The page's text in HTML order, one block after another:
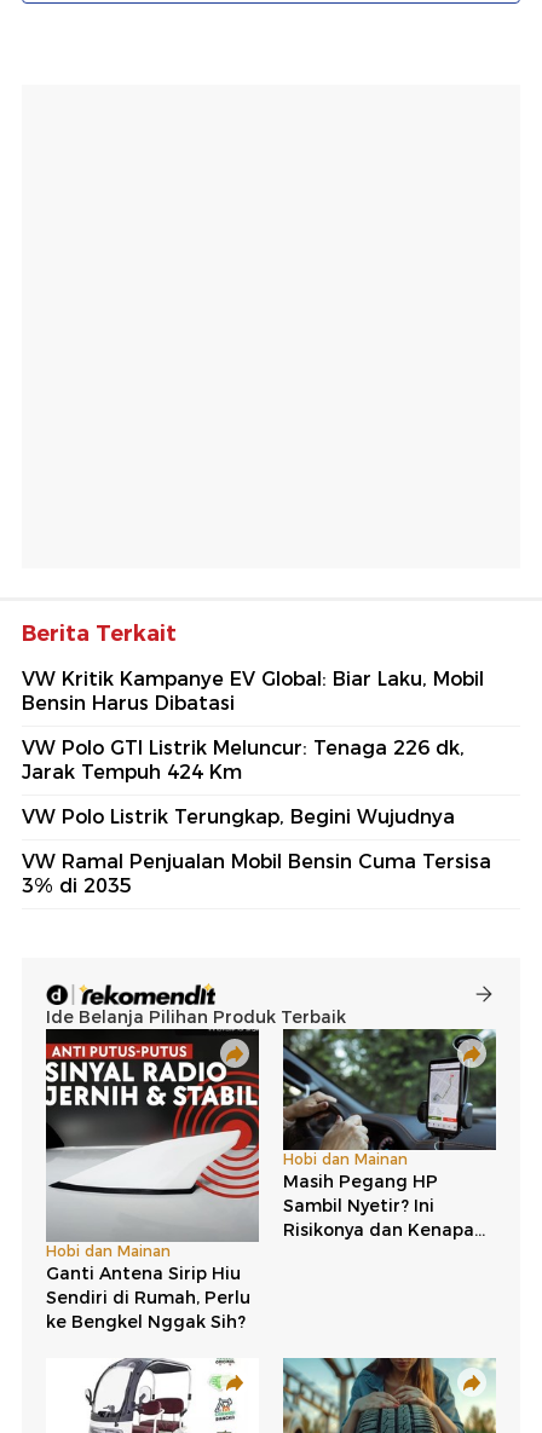
Berita Terkait
VW Kritik Kampanye EV Global: Biar Laku, Mobil
Bensin Harus Dibatasi
VW Polo GTI Listrik Meluncur: Tenaga 226 dk,
Jarak Tempuh 424 Km
VW Polo Listrik Terungkap, Begini Wujudnya
VW Ramal Penjualan Mobil Bensin Cuma Tersisa
3% di 2035